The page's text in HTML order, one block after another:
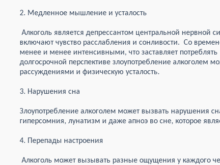
2. Медленное мышление и усталость
Алкоголь является депрессантом центральной нервной
включают чувство расслабления и сонливости. Со
менее и менее интенсивными, что заставляет
долгосрочной перспективе злоупотребление алкоголем
рассуждениями и физическую усталость.
3. Нарушения сна
Злоупотребление алкоголем может вызвать нарушения
гиперсомния, лунатизм и даже апноэ во сне, которое
4. Перепады настроения
Алкоголь может вызывать разные ощущения у каждого